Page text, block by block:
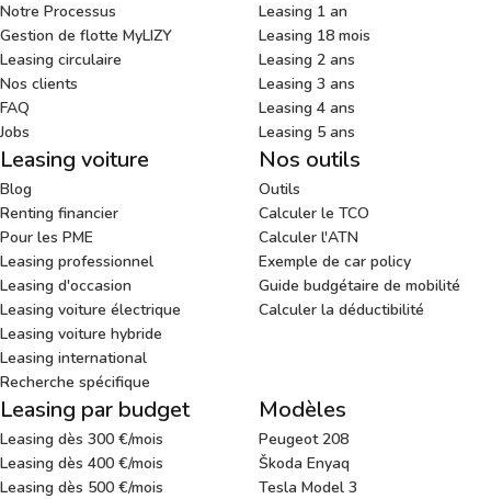
Notre Processus
Gestion de flotte MyLIZY
Leasing circulaire
Nos clients
FAQ
Jobs
Leasing 1 an
Leasing 18 mois
Leasing 2 ans
Leasing 3 ans
Leasing 4 ans
Leasing 5 ans
Leasing voiture
Blog
Renting financier
Pour les PME
Leasing professionnel
Leasing d'occasion
Leasing voiture électrique
Leasing voiture hybride
Leasing international
Recherche spécifique
Nos outils
Outils
Calculer le TCO
Calculer l'ATN
Exemple de car policy
Guide budgétaire de mobilité
Calculer la déductibilité
Leasing par budget
Leasing dès 300 €/mois
Leasing dès 400 €/mois
Leasing dès 500 €/mois
Modèles
Peugeot 208
Škoda Enyaq
Tesla Model 3